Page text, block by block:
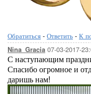
Обратиться - Ответить - К
Nina_Gracia 07-03-2017-
С наступающим
Спасибо огромное и
даришь нам!